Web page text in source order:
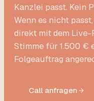
Kanzlei passt. Kein
Wenn es nicht
direkt mit dem
Stimme für 1.500 €
Folgeauftrag
Call anfragen